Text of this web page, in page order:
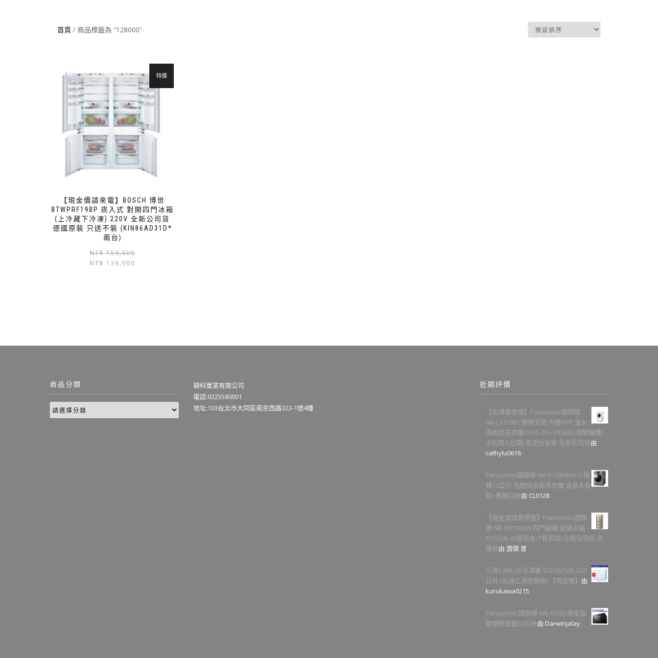
首頁 / 商品標籤為 “128000”
【現金價請來電】BOSCH 博世
BTWPRF19BP 崁入式 對開四門冰箱
(上冷藏下冷凍) 220V 全新公司貨
德國原裝 只送不裝 (KIN86AD31D*
兩台)
特價
NT$159,600
NT$ 136,000
商品分類
穎科實業有限公司
電話:0225580001
地址:103台北市大同區南京西路323-1號4樓
近期評價
【出清優惠價】Panasonic國際牌
NA-LX128BL 變頻滾筒 內建APP 溫水
洗脫烘洗衣機12KG (NA-VX90GL接替機種)
(R右開/L左開) 含定位安裝 全新公司貨由
cathylu0616
Panasonic國際牌 NA-V120HDH-G 變
頻12公斤 洗脫烘滾筒洗衣機 含基本安
裝+舊機回收由 CL0128
【現金價請看標籤】Panasonic國際
牌 NR-D611XGS 四門變頻 玻璃冰箱
610公升 (N翡翠金/T翡翠棕) 全新公司貨 含
運裝由 游傑 曾
三洋SANLUX冷凍櫃 SCF-207WE 207
公升 (台灣三洋經銷商) 【現金價】 由
kurokawa0215
Panasonic 國際牌 NN-ST65J 微電腦
變頻微波爐32公升由 Darwinjalay